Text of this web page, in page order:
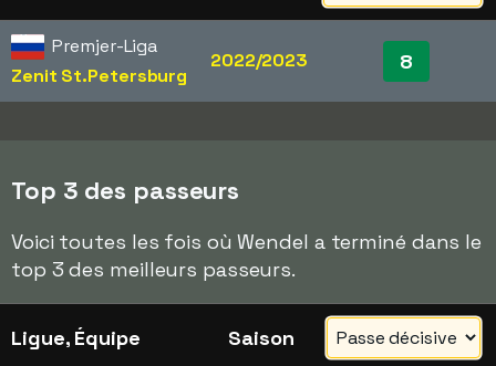
Premjer-Liga
Zenit St.Petersburg
2022/2023 8
Top 3 des passeurs
Voici toutes les fois où Wendel a terminé dans le
top 3 des meilleurs passeurs.
Ligue, Équipe Saison